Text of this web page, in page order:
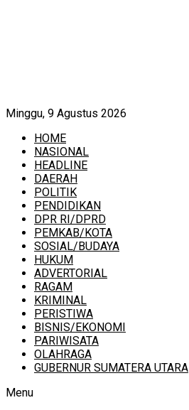
Minggu, 9 Agustus 2026
HOME
NASIONAL
HEADLINE
DAERAH
POLITIK
PENDIDIKAN
DPR RI/DPRD
PEMKAB/KOTA
SOSIAL/BUDAYA
HUKUM
ADVERTORIAL
RAGAM
KRIMINAL
PERISTIWA
BISNIS/EKONOMI
PARIWISATA
OLAHRAGA
GUBERNUR SUMATERA UTARA
Menu